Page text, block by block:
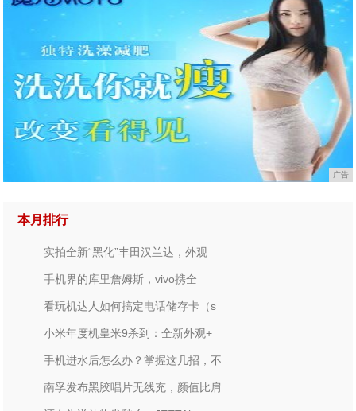
广告
本月排行
实拍全新“黑化”丰田汉兰达，外观
手机界的库里詹姆斯，vivo携全
看玩机达人如何搞定电话储存卡（s
小米年度机皇米9杀到：全新外观+
手机进水后怎么办？掌握这几招，不
南孚发布黑胶唱片无线充，颜值比肩